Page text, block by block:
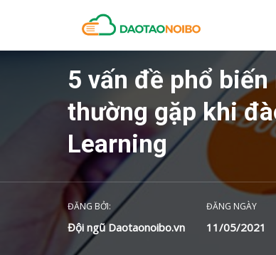
5 vấn đề phổ
thường gặp khi
Learning
ĐĂNG BỞI:
Đội ngũ Daotaonoibo.vn
ĐĂNG NGÀY
11/05/2021